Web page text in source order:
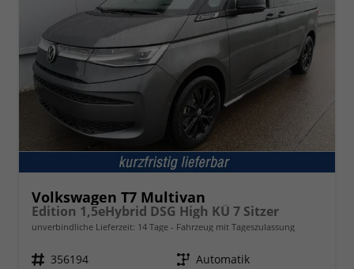
Volkswagen T7 Multivan
Edition 1,5eHybrid DSG High KÜ 7 Sitzer
unverbindliche Lieferzeit: 14 Tage Fahrzeug mit Tageszulassung
Fahrzeugnr. 356194 Getriebe Automatik